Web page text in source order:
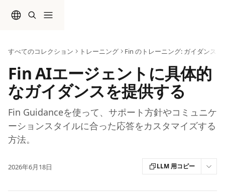
すべてのコレクション トレーニング Fin のトレーニング: ガイダンス
Fin AIエージェントに具体的
なガイダンスを提供する
Fin Guidanceを使って、サポート方針やコミュニケ
ーションスタイルに合った応答をカスタマイズする
方法。
2026年6月18日 LLM 用コピー